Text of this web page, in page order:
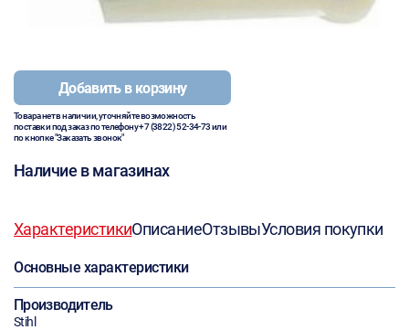
Добавить в корзину
Товара нет в наличии, уточняйте возможность
поставки под заказ по телефону+7 (3822) 52-34-73или
по кнопке "Заказать звонок"
Наличие в магазинах
ХарактеристикиОписаниеОтзывыУсловия покупки
Основные характеристики
Производитель
Stihl